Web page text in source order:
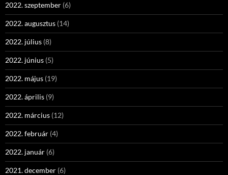
2022. szeptember (6)
2022. augusztus (14)
2022. július (8)
2022. június (5)
2022. május (19)
2022. április (9)
2022. március (12)
2022. február (4)
2022. január (6)
2021. december (6)